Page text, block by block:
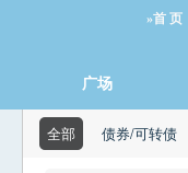
»首 页
广场
全部 债券/可转债